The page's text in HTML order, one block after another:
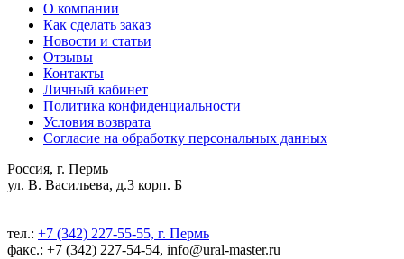
О компании
Как сделать заказ
Новости и статьи
Отзывы
Контакты
Личный кабинет
Политика конфиденциальности
Условия возврата
Согласие на обработку персональных данных
Россия, г. Пермь
ул. В. Васильева, д.3 корп. Б
тел.: +7 (342) 227-55-55, г. Пермь
факс.: +7 (342) 227-54-54, info@ural-master.ru